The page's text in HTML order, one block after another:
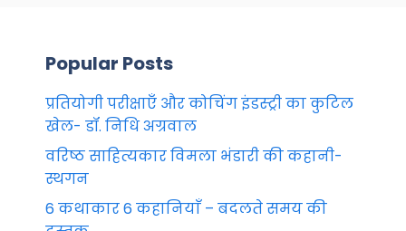
Popular Posts
प्रतियोगी परीक्षाएँ और कोचिंग इंडस्ट्री का कुटिल
खेल- डॉ. निधि अग्रवाल
वरिष्ठ साहित्यकार विमला भंडारी की कहानी-
स्थगन
6 कथाकार 6 कहानियाँ – बदलते समय की